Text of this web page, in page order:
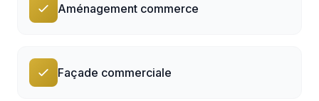
Aménagement commerce
Façade commerciale